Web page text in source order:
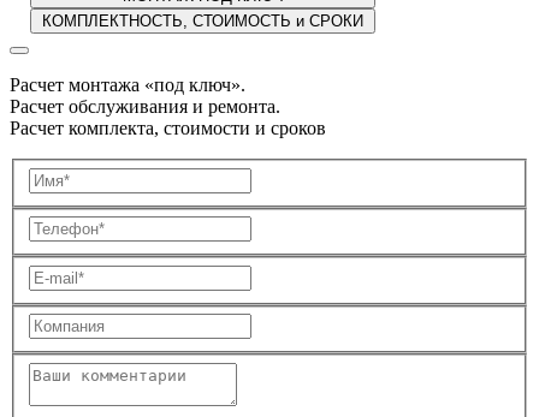
Расчет монтажа «под ключ».
Расчет обслуживания и ремонта.
Расчет комплекта, стоимости и сроков